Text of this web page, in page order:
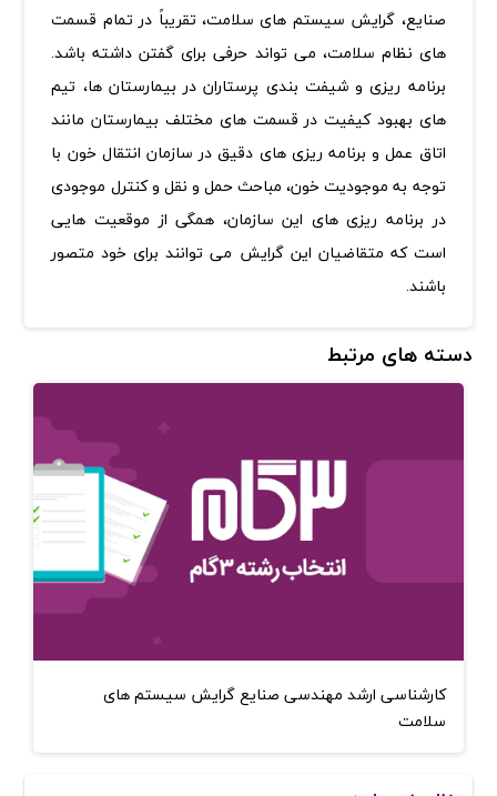
صنایع، گرایش سیستم های سلامت، تقریباً در تمام قسمت
های نظام سلامت، می تواند حرفی برای گفتن داشته باشد.
برنامه ریزی و شیفت بندی پرستاران در بیمارستان ها، تیم
های بهبود کیفیت در قسمت های مختلف بیمارستان مانند
اتاق عمل و برنامه ریزی های دقیق در سازمان انتقال خون با
توجه به موجودیت خون، مباحث حمل و نقل و کنترل موجودی
در برنامه ریزی های این سازمان، همگی از موقعیت هایی
است که متقاضیان این گرایش می توانند برای خود متصور
باشند.
دسته های مرتبط
کارشناسی ارشد مهندسی صنایع گرایش سیستم های
سلامت